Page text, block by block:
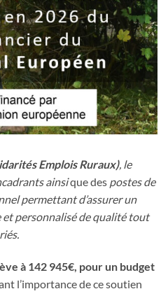
Emplois Ruraux), le
ainsique des postes de
permettant d’assurer un
personnalisé de qualité tout
à 142 945€, pour un budget
l’importance de ce soutien